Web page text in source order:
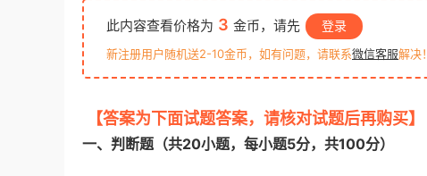
此内容查看价格为 3 金币，请先 登录
新注册用户随机送2-10金币，如有问题，请联系微信客服解决！
【答案为下面试题答案，请核对试题后再购买】
一、判断题（共20小题，每小题5分，共100分）